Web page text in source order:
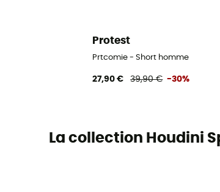
Protest
Prtcomie - Short homme
27,90 € 39,90 € -30%
La collection Houdini